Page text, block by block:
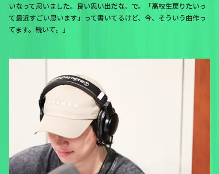
いなって思いました。良い思い出だな。で。「高校生戻りたいっ
て最近すごい思います」って書いてるけど、今、そういう曲作っ
てます。続いて。」